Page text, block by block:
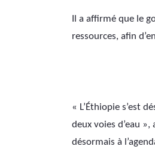
Il a affirmé que le
ressources, afin
« L’Éthiopie s’est
deux voies d’eau
désormais à